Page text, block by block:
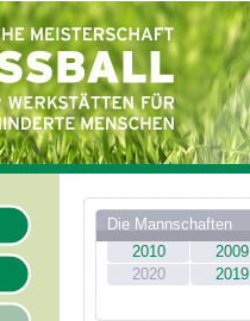
Die Mannschaften
2010
2009
2020
2019